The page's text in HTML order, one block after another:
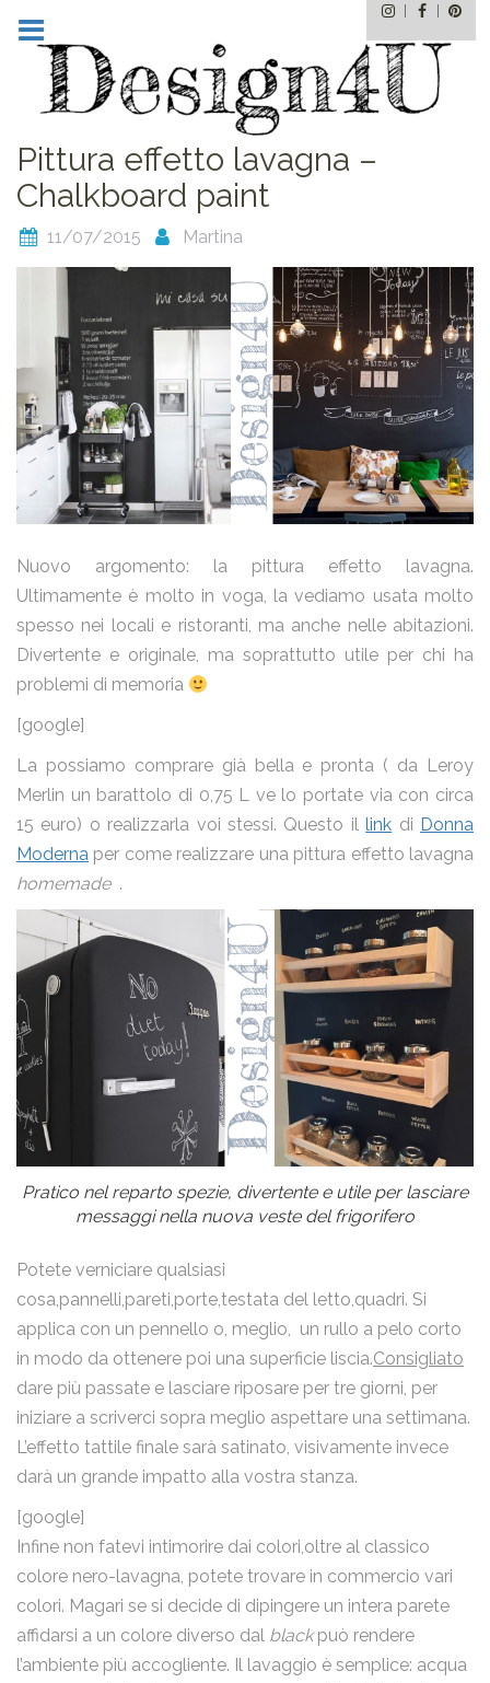
to
content
Instagram
Pittura effetto lavagna –
Chalkboard paint
11/07/2015 Martina
Nuovo argomento: la pittura effetto lavagna.
Ultimamente è molto in voga, la vediamo usata molto
spesso nei locali e ristoranti, ma anche nelle abitazioni.
Divertente e originale, ma soprattutto utile per chi ha
problemi di memoria
[google]
La possiamo comprare già bella e pronta ( da Leroy
Merlin un barattolo di 0,75 L ve lo portate via con circa
15 euro) o realizzarla voi stessi. Questo illink di Donna
Moderna per come realizzare una pittura effetto lavagna
homemade .
Pratico nel reparto spezie, divertente e utile per lasciare
messaggi nella nuova veste del frigorifero
Potete verniciare qualsiasi
cosa,pannelli,pareti,porte,testata del letto,quadri. Si
applica con un pennello o, meglio, un rullo a pelo corto
in modo da ottenere poi una superficie liscia.Consigliato
dare più passate e lasciare riposare per tre giorni, per
iniziare a scriverci sopra meglio aspettare una settimana.
L’effetto tattile finale sarà satinato, visivamente invece
darà un grande impatto alla vostra stanza.
[google]
Infine non fatevi intimorire dai colori,oltre al classico
colore nero-lavagna, potete trovare in commercio vari
colori. Magari se si decide di dipingere un intera parete
affidarsi a un colore diverso dal blackpuò rendere
l’ambiente più accogliente. Il lavaggio è semplice: acqua
Nome